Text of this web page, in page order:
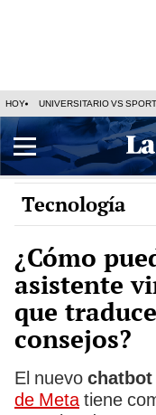
HOY UNIVERSITARIO VS
Tecnología
¿Cómo
asistente
que
consejos?
El nuevo chatbot
de Metatiene